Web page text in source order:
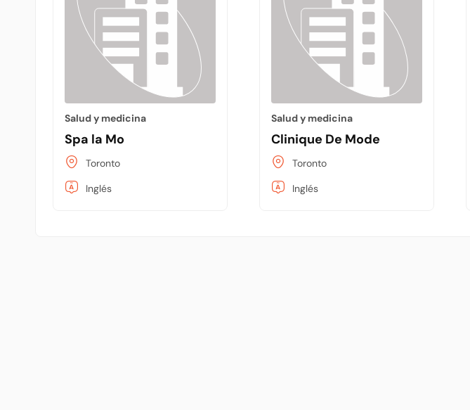
Salud y medicina
Spa la Mo
Toronto
Inglés
Salud y medicina
Clinique De Mode
Toronto
Inglés